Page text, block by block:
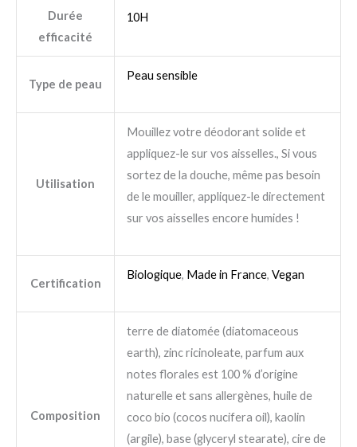
Durée
efficacité
10H
Type de peau
Peau sensible
Utilisation
Mouillez votre déodorant solide et
appliquez-le sur vos aisselles., Si vous
sortez de la douche, même pas besoin
de le mouiller, appliquez-le directement
sur vos aisselles encore humides !
Certification
Biologique, Made in France, Vegan
Composition
terre de diatomée (diatomaceous
earth), zinc ricinoleate, parfum aux
notes florales est 100 % d’origine
naturelle et sans allergènes, huile de
coco bio (cocos nucifera oil), kaolin
(argile), base (glyceryl stearate), cire de